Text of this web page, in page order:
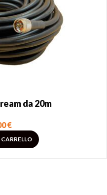
da 20m
€